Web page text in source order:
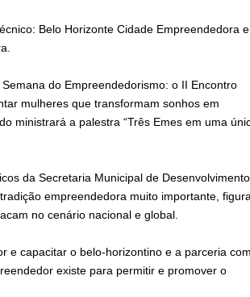
Belo Horizonte Cidade Empreendedora e
do Empreendedorismo: o II Encontro
mulheres que transformam sonhos em
ministrará a palestra “Três Emes em uma
da Secretaria Municipal de Desenvolvimento
empreendedora muito importante,
no cenário nacional e global.
e capacitar o belo-horizontino e a parceria
existe para permitir e promover o